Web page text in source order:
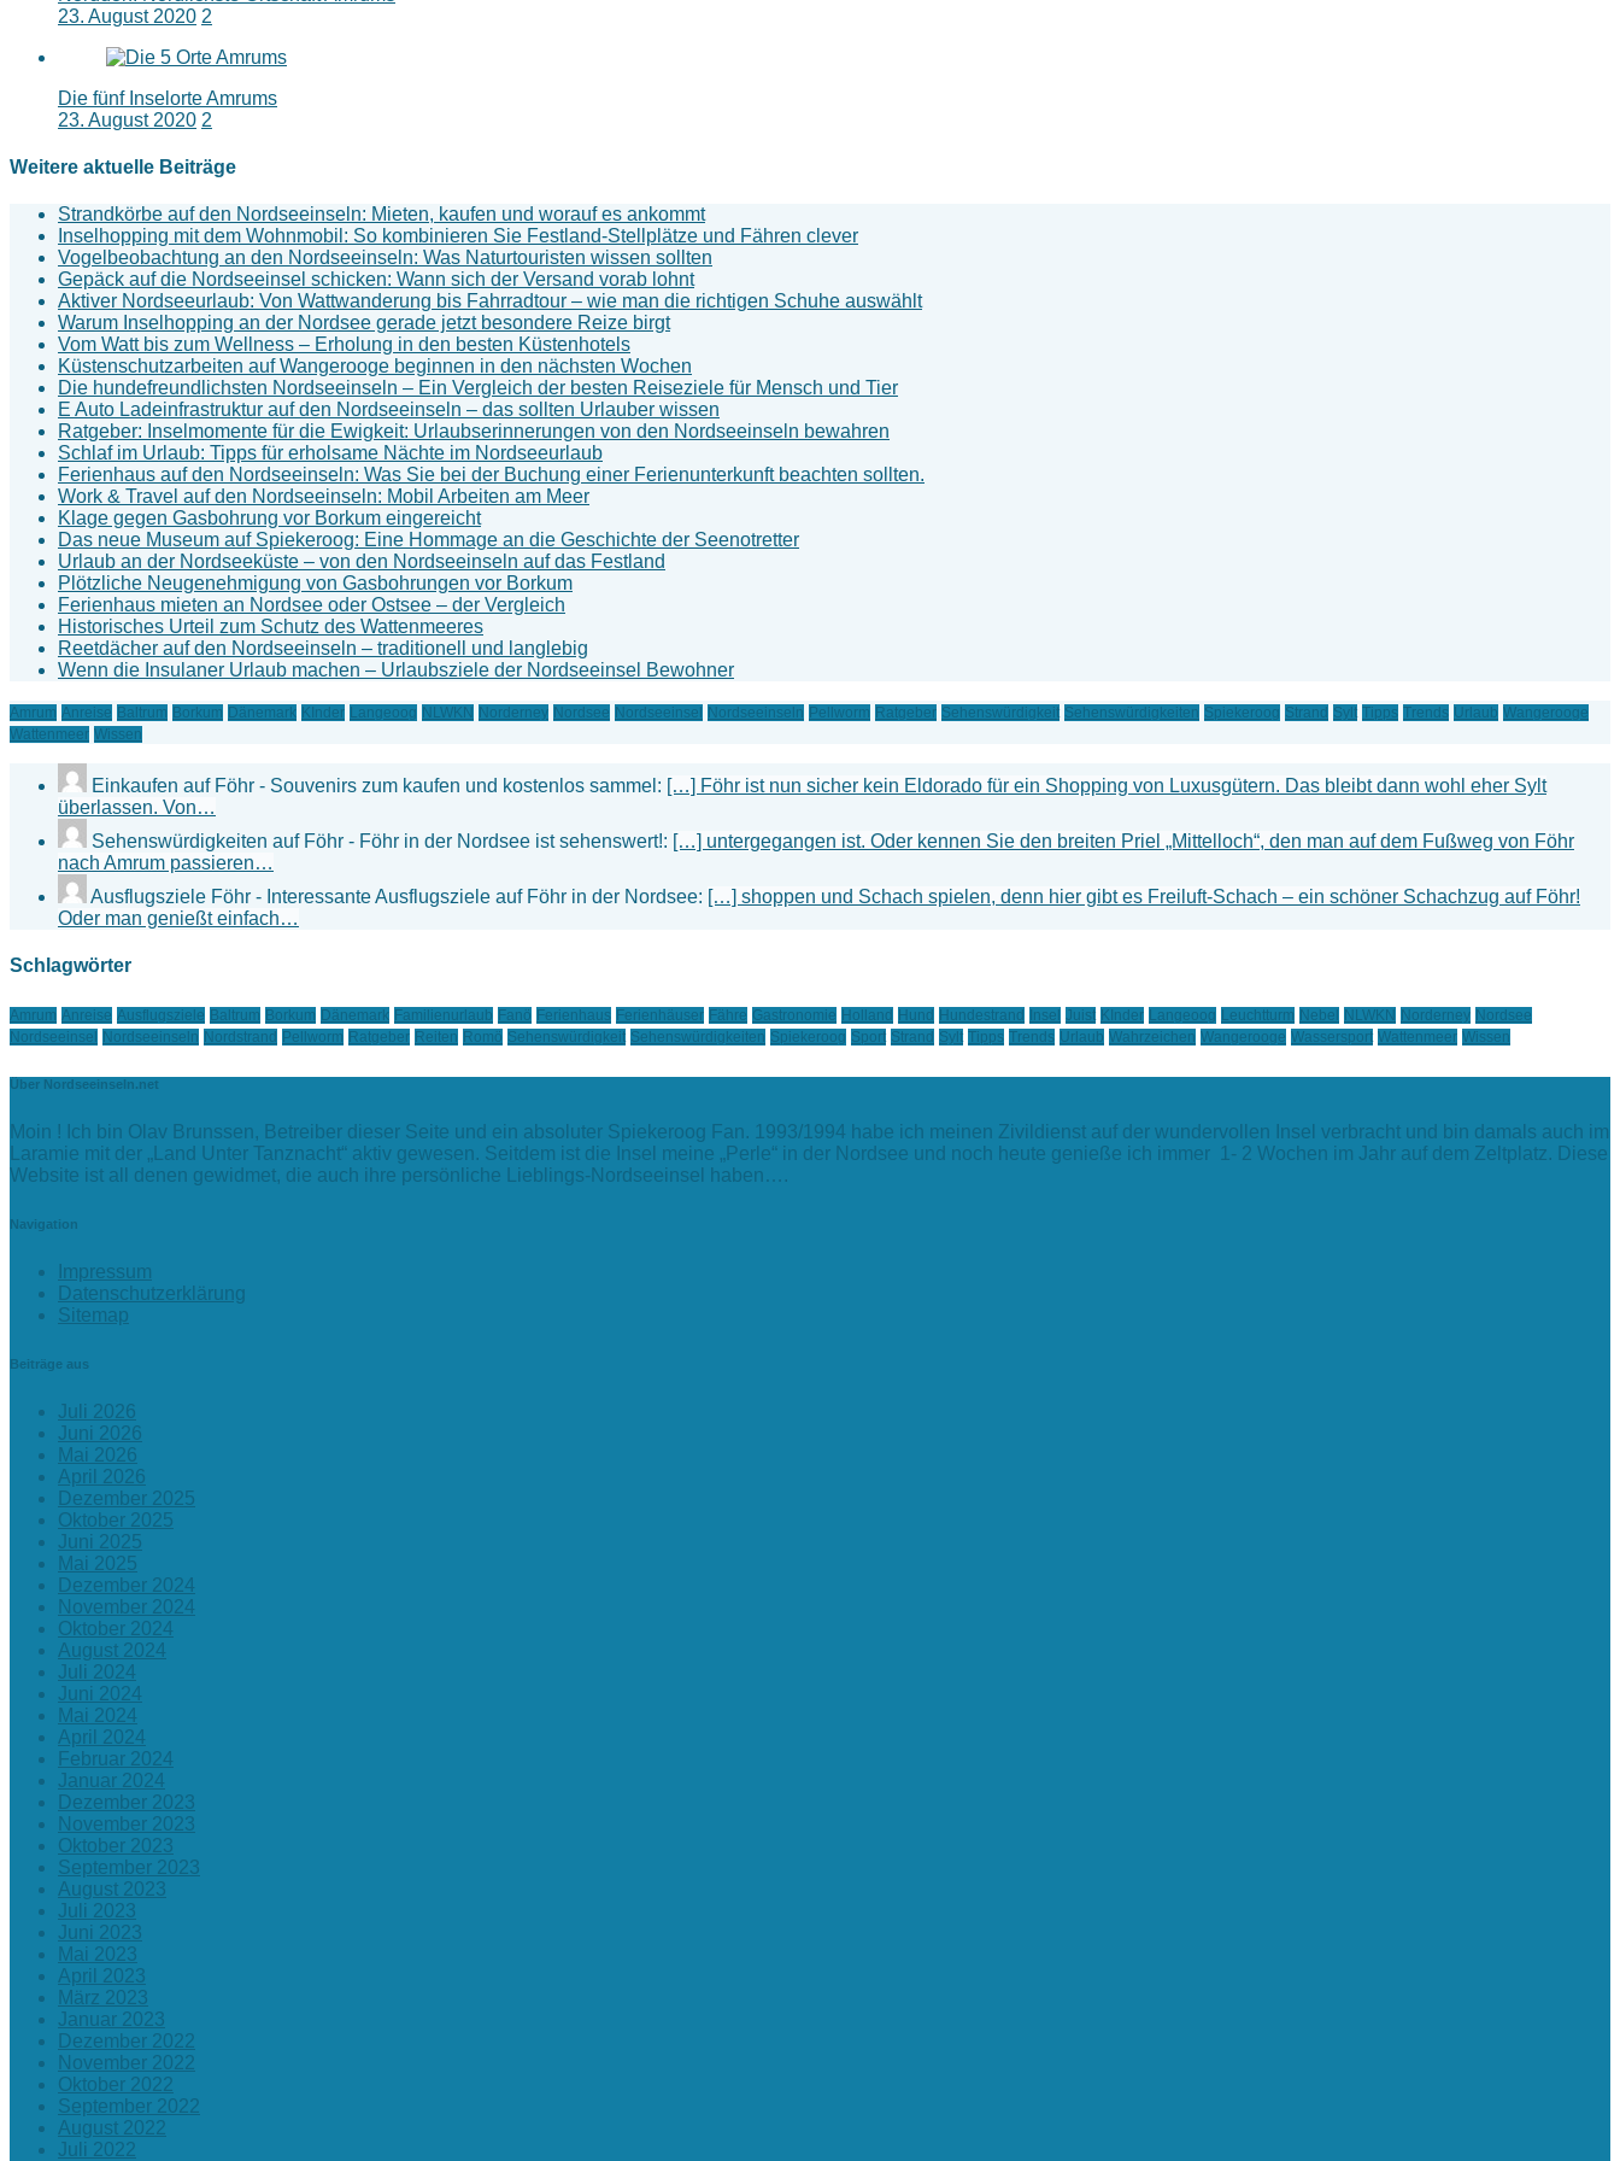
23. August 2020 2
Die fünf Inselorte Amrums
23. August 2020 2
Weitere aktuelle Beiträge
Strandkörbe auf den Nordseeinseln: Mieten, kaufen und worauf es ankommt
Inselhopping mit dem Wohnmobil: So kombinieren Sie Festland-Stellplätze und Fähren clever
Vogelbeobachtung an den Nordseeinseln: Was Naturtouristen wissen sollten
Gepäck auf die Nordseeinsel schicken: Wann sich der Versand vorab lohnt
Aktiver Nordseeurlaub: Von Wattwanderung bis Fahrradtour – wie man die richtigen Schuhe auswählt
Warum Inselhopping an der Nordsee gerade jetzt besondere Reize birgt
Vom Watt bis zum Wellness – Erholung in den besten Küstenhotels
Küstenschutzarbeiten auf Wangerooge beginnen in den nächsten Wochen
Die hundefreundlichsten Nordseeinseln – Ein Vergleich der besten Reiseziele für Mensch und Tier
E Auto Ladeinfrastruktur auf den Nordseeinseln – das sollten Urlauber wissen
Ratgeber: Inselmomente für die Ewigkeit: Urlaubserinnerungen von den Nordseeinseln bewahren
Schlaf im Urlaub: Tipps für erholsame Nächte im Nordseeurlaub
Ferienhaus auf den Nordseeinseln: Was Sie bei der Buchung einer Ferienunterkunft beachten sollten.
Work & Travel auf den Nordseeinseln: Mobil Arbeiten am Meer
Klage gegen Gasbohrung vor Borkum eingereicht
Das neue Museum auf Spiekeroog: Eine Hommage an die Geschichte der Seenotretter
Urlaub an der Nordseeküste – von den Nordseeinseln auf das Festland
Plötzliche Neugenehmigung von Gasbohrungen vor Borkum
Ferienhaus mieten an Nordsee oder Ostsee – der Vergleich
Historisches Urteil zum Schutz des Wattenmeeres
Reetdächer auf den Nordseeinseln – traditionell und langlebig
Wenn die Insulaner Urlaub machen – Urlaubsziele der Nordseeinsel Bewohner
Amrum Anreise Baltrum Borkum Dänemark KInder Langeoog NLWKN Norderney Nordsee Nordseeinsel Nordseeinseln Pellworm Ratgeber Sehenswürdigkeit Sehenswürdigkeiten Spiekeroog Strand Sylt Tipps Trends Urlaub Wangerooge
Wattenmeer Wissen
Einkaufen auf Föhr - Souvenirs zum kaufen und kostenlos sammel: […] Föhr ist nun sicher kein Eldorado für ein Shopping von Luxusgütern. Das bleibt dann wohl eher Sylt
überlassen. Von…
Sehenswürdigkeiten auf Föhr - Föhr in der Nordsee ist sehenswert!: […] untergegangen ist. Oder kennen Sie den breiten Priel „Mittelloch“, den man auf dem Fußweg von Föhr
nach Amrum passieren…
Ausflugsziele Föhr - Interessante Ausflugsziele auf Föhr in der Nordsee: […] shoppen und Schach spielen, denn hier gibt es Freiluft-Schach – ein schöner Schachzug auf Föhr!
Oder man genießt einfach…
Schlagwörter
Amrum Anreise Ausflugsziele Baltrum Borkum Dänemark Familienurlaub Fanö Ferienhaus Ferienhäuser Fähre Gastronomie Holland Hund Hundestrand Insel Juist KInder Langeoog Leuchtturm Nebel NLWKN Norderney Nordsee
Nordseeinsel Nordseeinseln Nordstrand Pellworm Ratgeber Reiten Romö Sehenswürdigkeit Sehenswürdigkeiten Spiekeroog Sport Strand Sylt Tipps Trends Urlaub Wahrzeichen Wangerooge Wassersport Wattenmeer Wissen
Über Nordseeinseln.net
Moin ! Ich bin Olav Brunssen, Betreiber dieser Seite und ein absoluter Spiekeroog Fan. 1993/1994 habe ich meinen Zivildienst auf der wundervollen Insel verbracht und bin damals auch im
Laramie mit der „Land Unter Tanznacht“ aktiv gewesen. Seitdem ist die Insel meine „Perle“ in der Nordsee und noch heute genieße ich immer 1- 2 Wochen im Jahr auf dem Zeltplatz. Diese
Website ist all denen gewidmet, die auch ihre persönliche Lieblings-Nordseeinsel haben….
Navigation
Impressum
Datenschutzerklärung
Sitemap
Beiträge aus
Juli 2026
Juni 2026
Mai 2026
April 2026
Dezember 2025
Oktober 2025
Juni 2025
Mai 2025
Dezember 2024
November 2024
Oktober 2024
August 2024
Juli 2024
Juni 2024
Mai 2024
April 2024
Februar 2024
Januar 2024
Dezember 2023
November 2023
Oktober 2023
September 2023
August 2023
Juli 2023
Juni 2023
Mai 2023
April 2023
März 2023
Januar 2023
Dezember 2022
November 2022
Oktober 2022
September 2022
August 2022
Juli 2022